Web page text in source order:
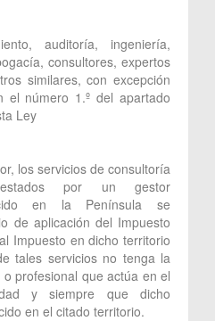
auditoría, ingeniería,
consultores, expertos
similares, con excepción
el número 1.º del apartado
Ley
los servicios de consultoría
por un gestor
en la Península se
de aplicación del Impuesto
Impuesto en dicho territorio
tales servicios no tenga la
profesional que actúa en el
y siempre que dicho
en el citado territorio.